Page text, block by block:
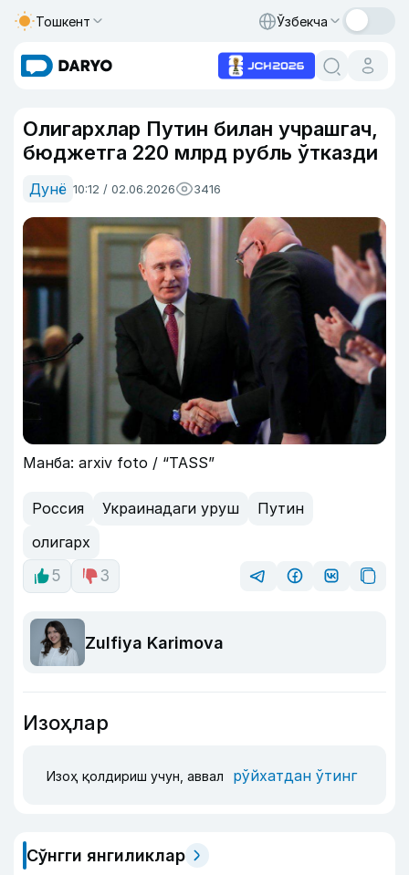
Тошкент Ўзбекча
Олигархлар Путин билан учрашгач,
бюджетга 220 млрд рубль ўтказди
Дунё 10:12 / 02.06.2026 3416
Манба: arxiv foto / “TASS”
Россия Украинадаги уруш
Путин
олигарх
5
3
Zulfiya Karimova
Изоҳлар
Изоҳ қолдириш учун, аввал рўйхатдан ўтинг
Сўнгги янгиликлар